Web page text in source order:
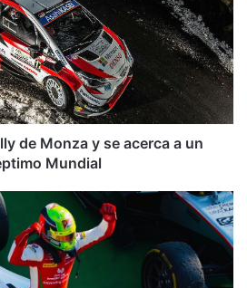
de Monza y se acerca a un
Mundial